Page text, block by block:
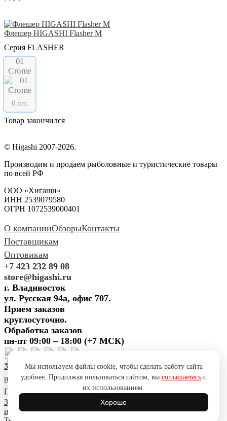
Флешер HIGASHI Flasher M
Серия FLASHER
01
Crome
0 шт.
Товар закончился
© Higashi 2007-2026.
Производим и продаем рыболовные и туристические товары
по всей РФ
ООО «Хигаши»
ИНН 2539079580
ОГРН 1072539000401
О компанииОбзорыКонтакты
Поставщикам
Оптовикам
+7 423 232 89 08
store@higashi.ru
г. Владивосток
ул. Русская 94а, офис 707.
Прием заказов
круглосуточно.
Обработка заказов
пн-пт 09:00 – 18:00 (+7 МСК)
Задать вопросПредложить
идеюПоблагодаритьПожаловаться Сообщить об ошибке
Политика конфиденциальностиСогласие на обработку ПД
Задать вопрос
идеюПоблагодаритьПожаловатьсяСообщить об ошибке
Мы используем файлы cookie, чтобы сделать работу сайта
удобнее. Продолжая пользоваться сайтом, вы соглашаетесь с
их использованием.
Хорошо